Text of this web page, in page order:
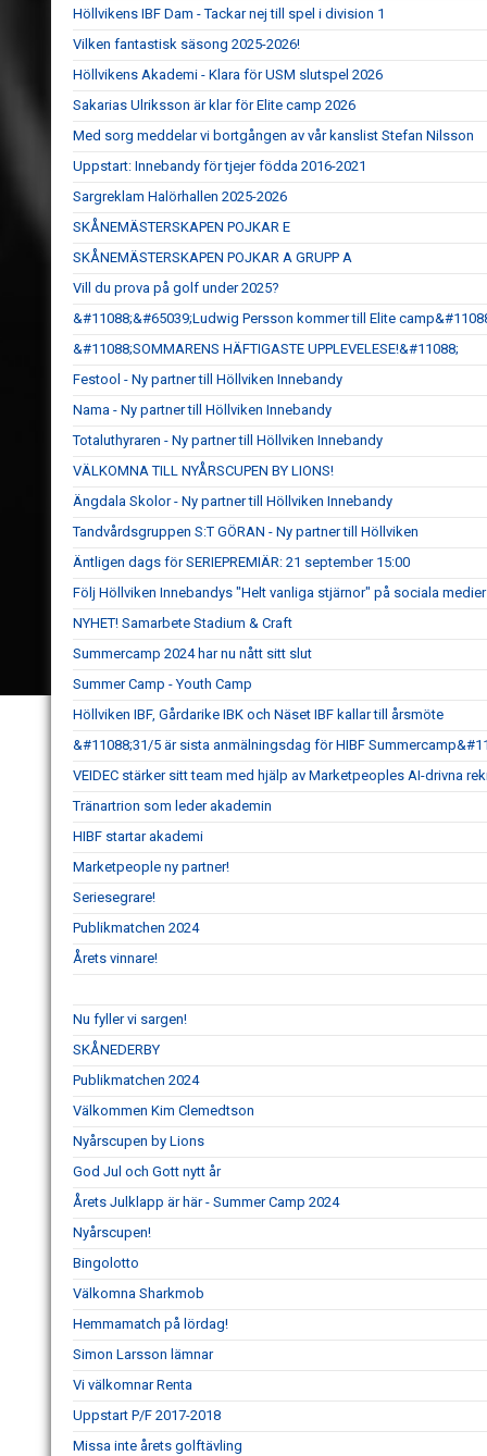
Höllvikens IBF Dam - Tackar nej till spel i division 1
Vilken fantastisk säsong 2025-2026!
Höllvikens Akademi - Klara för USM slutspel 2026
Sakarias Ulriksson är klar för Elite camp 2026
Med sorg meddelar vi bortgången av vår kanslist Stefan Nilsson
Uppstart: Innebandy för tjejer födda 2016-2021
Sargreklam Halörhallen 2025-2026
SKÅNEMÄSTERSKAPEN POJKAR E
SKÅNEMÄSTERSKAPEN POJKAR A GRUPP A
Vill du prova på golf under 2025?
&#11088;&#65039;Ludwig Persson kommer till Elite
&#11088;SOMMARENS HÄFTIGASTE UPPLEVELESE!&#11088;
Festool - Ny partner till Höllviken Innebandy
Nama - Ny partner till Höllviken Innebandy
Totaluthyraren - Ny partner till Höllviken Innebandy
VÄLKOMNA TILL NYÅRSCUPEN BY LIONS!
Ängdala Skolor - Ny partner till Höllviken Innebandy
Tandvårdsgruppen S:T GÖRAN - Ny partner till Höllviken
Äntligen dags för SERIEPREMIÄR: 21 september 15:00
Följ Höllviken Innebandys "Helt vanliga stjärnor" på sociala medier
NYHET! Samarbete Stadium & Craft
Summercamp 2024 har nu nått sitt slut
Summer Camp - Youth Camp
Höllviken IBF, Gårdarike IBK och Näset IBF kallar till årsmöte
&#11088;31/5 är sista anmälningsdag för HIBF
VEIDEC stärker sitt team med hjälp av Marketpeoples AI-drivna
Tränartrion som leder akademin
HIBF startar akademi
Marketpeople ny partner!
Seriesegrare!
Publikmatchen 2024
Årets vinnare!
Nu fyller vi sargen!
SKÅNEDERBY
Publikmatchen 2024
Välkommen Kim Clemedtson
Nyårscupen by Lions
God Jul och Gott nytt år
Årets Julklapp är här - Summer Camp 2024
Nyårscupen!
Bingolotto
Välkomna Sharkmob
Hemmamatch på lördag!
Simon Larsson lämnar
Vi välkomnar Renta
Uppstart P/F 2017-2018
Missa inte årets golftävling